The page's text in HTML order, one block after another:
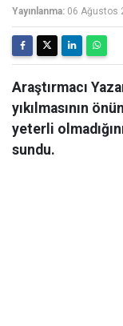
Yayınlanma: 06 Ağustos
Araştırmacı
yıkılmasının
yeterli
sundu.